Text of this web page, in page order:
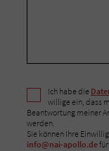
Ich habe die
willige ein, dass
Beantwortung meiner
werden.
Sie können Ihre
info@nai-apollo.defür